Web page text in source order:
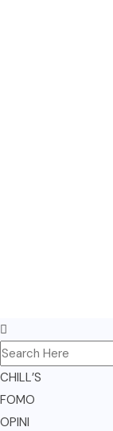
CHILL’S
FOMO
OPINI